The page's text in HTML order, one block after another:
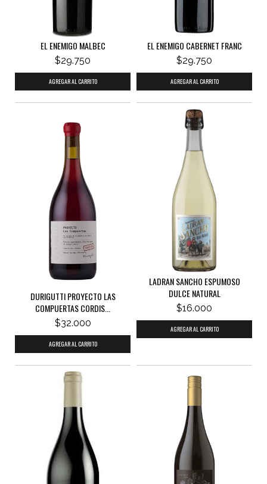
EL ENEMIGO MALBEC
$29.750
EL ENEMIGO CABERNET FRANC
$29.750
DURIGUTTI PROYECTO LAS
COMPUERTAS CORDIS...
$32.000
LADRAN SANCHO ESPUMOSO
DULCE NATURAL
$16.000